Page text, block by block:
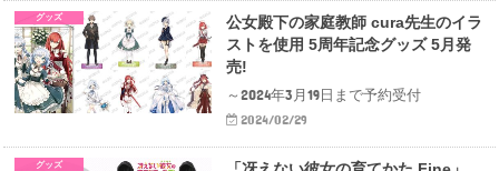
グッズ
公女殿下の家庭教師 cura先生のイラ
ストを使用 5周年記念グッズ 5月発
売!
～2024年3月19日まで予約受付
2024/02/29
グッズ